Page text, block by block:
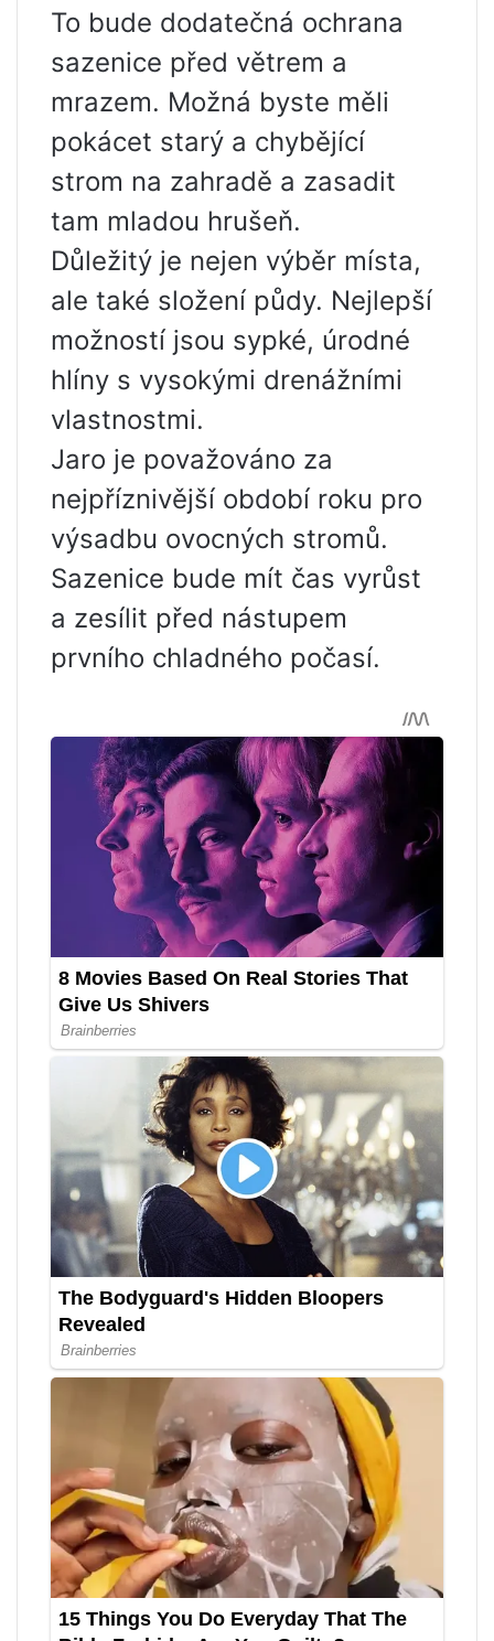
To bude dodatečná ochrana
sazenice před větrem a
mrazem. Možná byste měli
pokácet starý a chybějící
strom na zahradě a zasadit
tam mladou hrušeň.
Důležitý je nejen výběr místa,
ale také složení půdy. Nejlepší
možností jsou sypké, úrodné
hlíny s vysokými drenážními
vlastnostmi.
Jaro je považováno za
nejpříznivější období roku pro
výsadbu ovocných stromů.
Sazenice bude mít čas vyrůst
a zesílit před nástupem
prvního chladného počasí.